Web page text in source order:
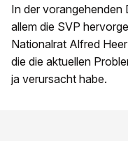
In der
allem die SVP
Nationalrat Alfred
die die aktuellen
ja verursacht habe.